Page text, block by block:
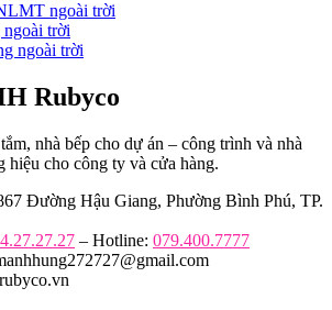
ngoài trời
trời
ngoài trời
Rubyco
nhà bếp cho dự án – công trình và nhà
hiệu cho công ty và cửa hàng.
Đường Hậu Giang, Phường Bình Phú, TP.
– Hotline: 079.400.7777